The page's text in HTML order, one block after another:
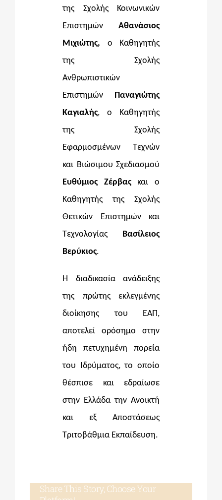
της Σχολής Κοινωνικών
ΕπιστημώνΑθανάσιος
Μιχιώτης, ο Καθηγητής
της Σχολής
Ανθρωπιστικών
Επιστημών Παναγιώτης
Καγιαλής, ο Καθηγητής
της Σχολής
Εφαρμοσμένων Τεχνών
και Βιώσιμου Σχεδιασμού
Ευθύμιος Ζέρβαςκαι ο
Καθηγητής της Σχολής
Θετικών Επιστημών και
Τεχνολογίας Βασίλειος
Βερύκιος.
Η διαδικασία ανάδειξης
της πρώτης εκλεγμένης
διοίκησης του ΕΑΠ,
αποτελεί ορόσημο στην
ήδη πετυχημένη πορεία
του Ιδρύματος, το οποίο
θέσπισε και εδραίωσε
στην Ελλάδα την Ανοικτή
και εξ Αποστάσεως
Τριτοβάθμια Εκπαίδευση.
Share This Story, Choose Your